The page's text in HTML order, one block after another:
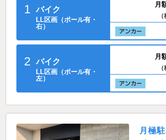
1 バイク
LL区画（ポール有・
右）
月
2 バイク
LL区画（ポール有・
左）
月
月極